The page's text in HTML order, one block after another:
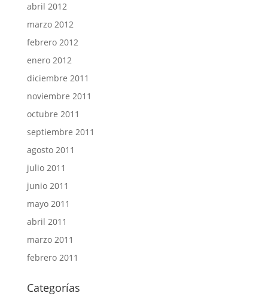
abril 2012
marzo 2012
febrero 2012
enero 2012
diciembre 2011
noviembre 2011
octubre 2011
septiembre 2011
agosto 2011
julio 2011
junio 2011
mayo 2011
abril 2011
marzo 2011
febrero 2011
Categorías